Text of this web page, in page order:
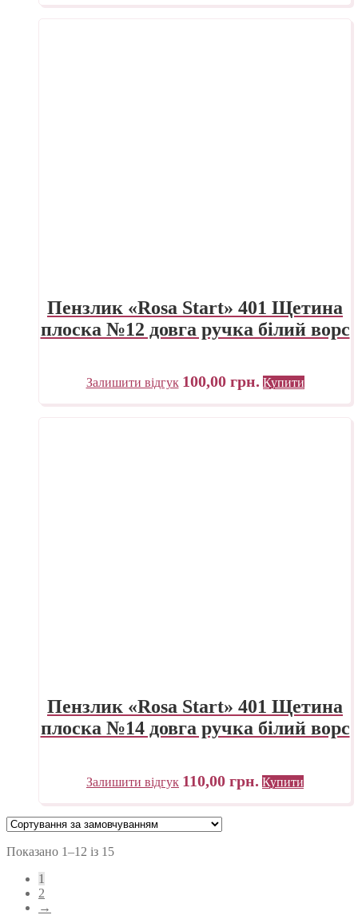
Пензлик «Rosa Start» 401 Щетина
плоска №12 довга ручка білий ворс
Залишити відгук 100,00 грн. Купити
Пензлик «Rosa Start» 401 Щетина
плоска №14 довга ручка білий ворс
Залишити відгук 110,00 грн. Купити
Показано 1–12 із 15
1
2
→